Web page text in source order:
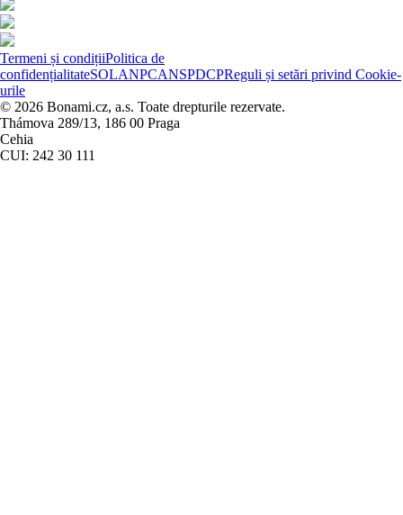
Termeni și condițiiPolitica de
confidențialitateSOLANPCANSPDCPReguli și setări privind Cookie-
urile
© 2026 Bonami.cz, a.s. Toate drepturile rezervate.
Thámova 289/13, 186 00 Praga
Cehia
CUI: 242 30 111